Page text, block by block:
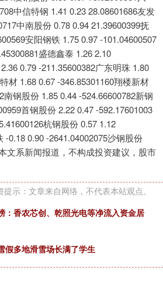
中信特钢 1.41 0.23 28.08601686友发
中南股份 0.78 0.94 21.39600399抚
安阳钢铁 1.75 0.97 -101.04600507
盛德鑫泰 1.26 2.10
0.79 -211.35600382广东明珠 1.80
材 1.68 0.67 -346.85301160翔楼新材
南钢股份 1.85 0.44 -524.66600782新钢
首钢股份 2.22 0.47 -592.17601003
杭钢股份 0.57 1.12
-0.18 0.90 -2641.04002075沙钢股份
文系新闻报道，不构成投资建议，股市
提示：文章来自网络，不代表本站观点。
：香农芯创、乾照光电等净流入资金居
假多地滑雪场长满了学生